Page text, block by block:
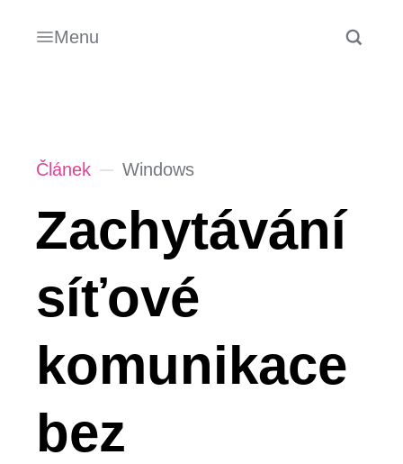
Menu
Článek Windows
Zachytávání
síťové
komunikace
bez